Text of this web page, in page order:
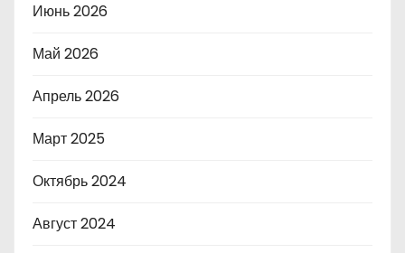
Июнь 2026
Май 2026
Апрель 2026
Март 2025
Октябрь 2024
Август 2024